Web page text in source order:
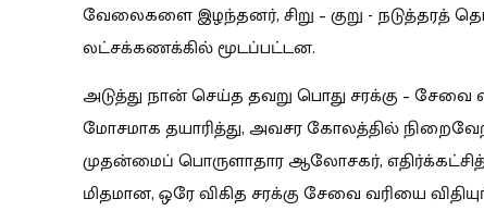
வேலைகளை இழந்தனர், சிறு – குறு - நடுத்தரத்
லட்சக்கணக்கில் மூடப்பட்டன.
அடுத்து நான் செய்த தவறு பொது சரக்கு – சேவை
மோசமாக தயாரித்து, அவசர கோலத்தில்
முதன்மைப் பொருளாதார ஆலோசகர்,
மிதமான, ஒரே விகித சரக்கு சேவை வரியை